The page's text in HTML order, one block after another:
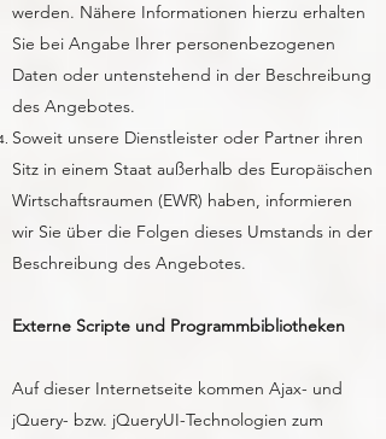
werden. Nähere Informationen hierzu erhalten
Sie bei Angabe Ihrer personenbezogenen
Daten oder untenstehend in der Beschreibung
des Angebotes.
Soweit unsere Dienstleister oder Partner ihren
Sitz in einem Staat außerhalb des Europäischen
Wirtschaftsraumen (EWR) haben, informieren
wir Sie über die Folgen dieses Umstands in der
Beschreibung des Angebotes.
Externe Scripte und Programmbibliotheken
Auf dieser Internetseite kommen Ajax- und
jQuery- bzw. jQueryUI-Technologien zum